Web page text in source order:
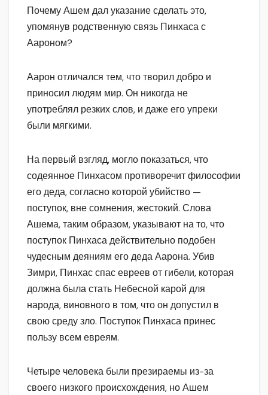
Почему Ашем дал указание сделать это,
упомянув родственную связь Пинхаса с
Аароном?
Аарон отличался тем, что творил добро и
приносил людям мир. Он никогда не
употреблял резких слов, и даже его упреки
были мягкими.
На первый взгляд, могло показаться, что
содеянное Пинхасом противоречит философии
его деда, согласно которой убийство —
поступок, вне сомнения, жестокий. Слова
Ашема, таким образом, указывают на то, что
поступок Пинхаса действительно подобен
чудесным деяниям его деда Аарона. Убив
Зимри, Пинхас спас евреев от гибели, которая
должна была стать Небесной карой для
народа, виновного в том, что он допустил в
свою среду зло. Поступок Пинхаса принес
пользу всем евреям.
Четыре человека были презираемы из-за
своего низкого происхождения, но Ашем